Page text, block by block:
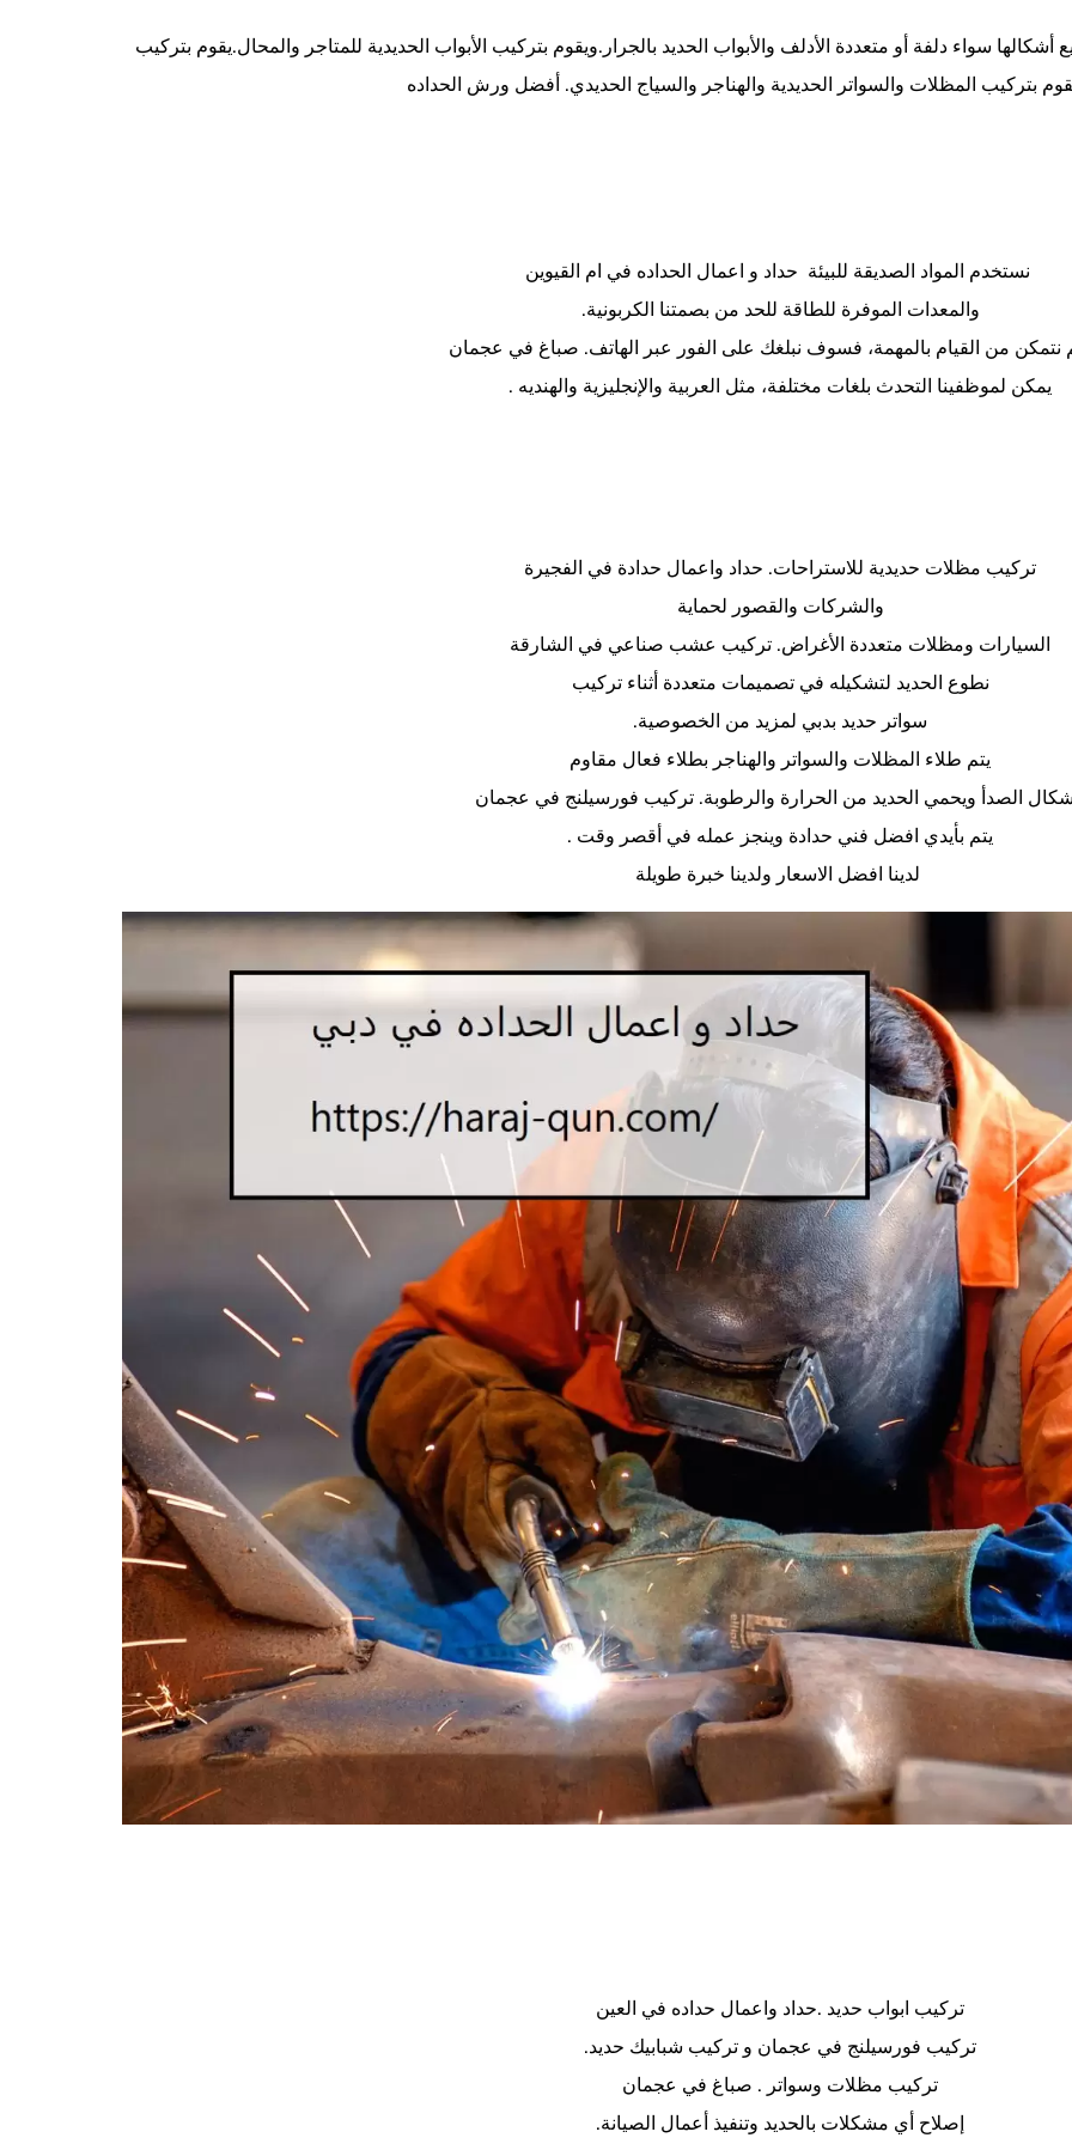
أشكالها سواء دلفة أو متعددة الأدلف والأبواب الحديد بالجرار.ويقوم بتركيب الأبواب الحديدية للمتاجر والمحال.يقوم بتركيب
بتركيب المظلات والسواتر الحديدية والهناجر والسياج الحديدي. أفضل ورش الحداده
نستخدم المواد الصديقة للبيئة حداد و اعمال الحداده في ام القيوين
والمعدات الموفرة للطاقة للحد من بصمتنا الكربونية.
نتمكن من القيام بالمهمة، فسوف نبلغك على الفور عبر الهاتف. صباغ في عجمان
يمكن لموظفينا التحدث بلغات مختلفة، مثل العربية والإنجليزية والهنديه .
تركيب مظلات حديدية للاستراحات. حداد واعمال حدادة في الفجيرة
والشركات والقصور لحماية
السيارات ومظلات متعددة الأغراض. تركيب عشب صناعي في الشارقة
نطوع الحديد لتشكيله في تصميمات متعددة أثناء تركيب
سواتر حديد بدبي لمزيد من الخصوصية.
يتم طلاء المظلات والسواتر والهناجر بطلاء فعال مقاوم
الصدأ ويحمي الحديد من الحرارة والرطوبة. تركيب فورسيلنج في عجمان
يتم بأيدي افضل فني حدادة وينجز عمله في أقصر وقت .
لدينا افضل الاسعار ولدينا خبرة طويلة
تركيب ابواب حديد .حداد واعمال حداده في العين
تركيب فورسيلنج في عجمان و تركيب شبابيك حديد.
تركيب مظلات وسواتر . صباغ في عجمان
إصلاح أي مشكلات بالحديد وتنفيذ أعمال الصيانة.